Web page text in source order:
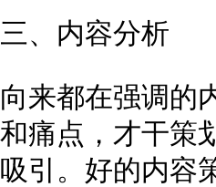
三、内容分析
向来都在强调的
和痛点，才干策
吸引。好的内容